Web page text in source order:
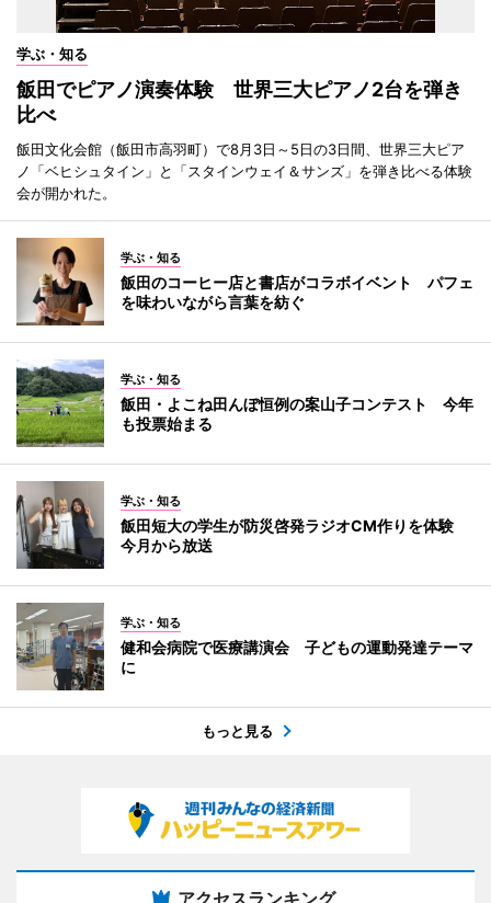
学ぶ・知る
飯田でピアノ演奏体験 世界三大ピアノ2台を弾き
比べ
飯田文化会館（飯田市高羽町）で8月3日～5日の3日間、世界三大ピア
ノ「ベヒシュタイン」と「スタインウェイ＆サンズ」を弾き比べる体験
会が開かれた。
学ぶ・知る
飯田のコーヒー店と書店がコラボイベント パフェ
を味わいながら言葉を紡ぐ
学ぶ・知る
飯田・よこね田んぼ恒例の案山子コンテスト 今年
も投票始まる
学ぶ・知る
飯田短大の学生が防災啓発ラジオCM作りを体験
今月から放送
学ぶ・知る
健和会病院で医療講演会 子どもの運動発達テーマ
に
もっと見る